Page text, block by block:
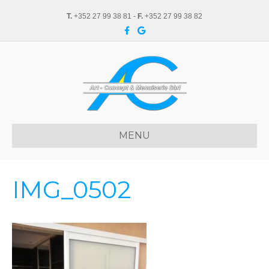
T. +352 27 99 38 81 - F. +352 27 99 38 82
c
o
o
k
G
o
l
e
MENU
IMG_0502